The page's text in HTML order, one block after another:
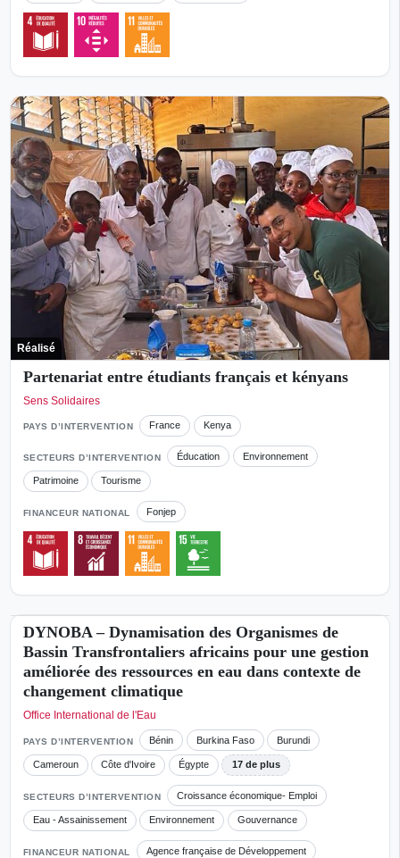
Réalisé
Partenariat entre étudiants français et kényans
Sens Solidaires
PAYS D’INTERVENTION France Kenya
SECTEURS D’INTERVENTION Éducation Environnement
Patrimoine Tourisme
FINANCEUR NATIONAL Fonjep
DYNOBA – Dynamisation des Organismes de
Bassin Transfrontaliers africains pour une gestion
améliorée des ressources en eau dans contexte de
changement climatique
Office International de l'Eau
PAYS D’INTERVENTION Bénin Burkina Faso Burundi
Cameroun Côte d'Ivoire Égypte 17 de plus
SECTEURS D’INTERVENTION Croissance économique- Emploi
Eau - Assainissement Environnement Gouvernance
FINANCEUR NATIONAL Agence française de Développement